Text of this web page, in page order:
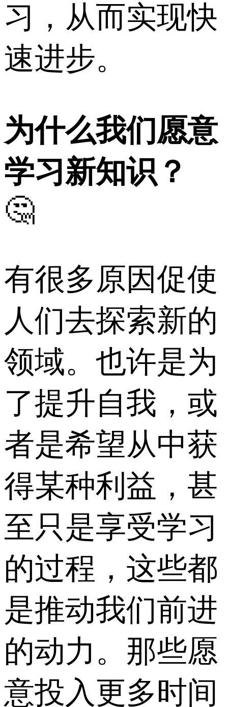
习，从而实现快
速进步。
为什么我们愿意
学习新知识？
🤔
有很多原因促使
人们去探索新的
领域。也许是为
了提升自我，或
者是希望从中获
得某种利益，甚
至只是享受学习
的过程，这些都
是推动我们前进
的动力。那些愿
意投入更多时间